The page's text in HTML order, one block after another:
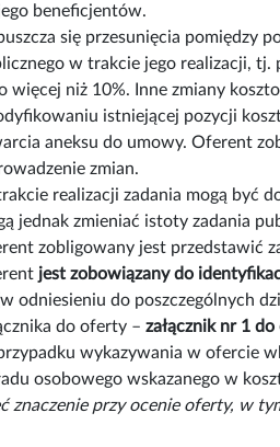
beneficjentów.
się przesunięcia pomiędzy
w trakcie jego realizacji, tj.
więcej niż 10%. Inne zmiany
istniejącej pozycji
aneksu do umowy. Oferent
zmian.
realizacji zadania mogą być
jednak zmieniać istoty zadania
zobligowany jest przedstawić
jest zobowiązany do
odniesieniu do poszczególnych
do oferty – załącznik nr 1 do
wykazywania w ofercie
osobowego wskazanego w
znaczenie przy ocenie oferty, w